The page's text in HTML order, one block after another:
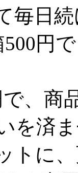
毎日
円
、商
を済
トに